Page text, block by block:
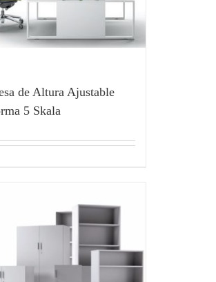
de Altura Ajustable
5 Skala